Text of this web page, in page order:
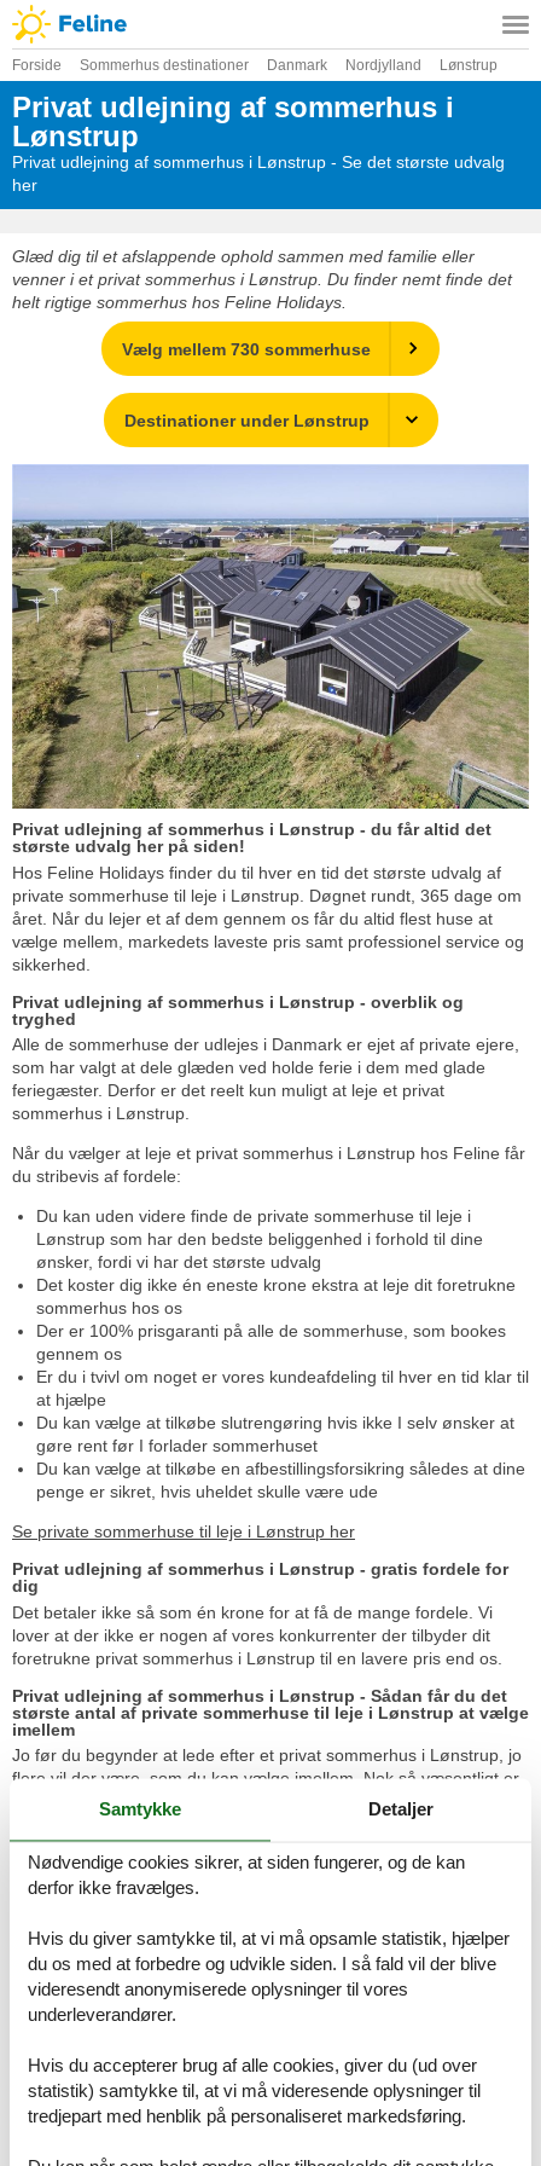
Forside Sommerhus destinationer Danmark Nordjylland Lønstrup
Privat udlejning af sommerhus i
Lønstrup
Privat udlejning af sommerhus i Lønstrup - Se det største udvalg
her
Glæd dig til et afslappende ophold sammen med familie eller
venner i et privat sommerhus i Lønstrup. Du finder nemt finde det
helt rigtige sommerhus hos Feline Holidays.
Vælg mellem 730 sommerhuse
Destinationer under Lønstrup
Privat udlejning af sommerhus i Lønstrup - du får altid det
største udvalg her på siden!
Hos Feline Holidays finder du til hver en tid det største udvalg af
private sommerhuse til leje i Lønstrup. Døgnet rundt, 365 dage om
året. Når du lejer et af dem gennem os får du altid flest huse at
vælge mellem, markedets laveste pris samt professionel service og
sikkerhed.
Privat udlejning af sommerhus i Lønstrup - overblik og
tryghed
Alle de sommerhuse der udlejes i Danmark er ejet af private ejere,
som har valgt at dele glæden ved holde ferie i dem med glade
feriegæster. Derfor er det reelt kun muligt at leje et privat
sommerhus i Lønstrup.
Når du vælger at leje et privat sommerhus i Lønstrup hos Feline får
du stribevis af fordele:
Du kan uden videre finde de private sommerhuse til leje i
Lønstrup som har den bedste beliggenhed i forhold til dine
ønsker, fordi vi har det største udvalg
Det koster dig ikke én eneste krone ekstra at leje dit foretrukne
sommerhus hos os
Der er 100% prisgaranti på alle de sommerhuse, som bookes
gennem os
Er du i tvivl om noget er vores kundeafdeling til hver en tid klar til
at hjælpe
Du kan vælge at tilkøbe slutrengøring hvis ikke I selv ønsker at
gøre rent før I forlader sommerhuset
Du kan vælge at tilkøbe en afbestillingsforsikring således at dine
penge er sikret, hvis uheldet skulle være ude
Se private sommerhuse til leje i Lønstrup her
Privat udlejning af sommerhus i Lønstrup - gratis fordele for
dig
Det betaler ikke så som én krone for at få de mange fordele. Vi
lover at der ikke er nogen af vores konkurrenter der tilbyder dit
foretrukne privat sommerhus i Lønstrup til en lavere pris end os.
Privat udlejning af sommerhus i Lønstrup - Sådan får du det
største antal af private sommerhuse til leje i Lønstrup at vælge
imellem
Jo før du begynder at lede efter et privat sommerhus i Lønstrup, jo
flere vil der være, som du kan vælge imellem. Nok så væsentligt er
det, at du herved forbedrer dine chancer for at leje det privat
sommerhus i Lønstrup, som du helst vil holde sommerferie i.
Tips til skønne ferieoplevelser
Herligt sommerhusområde.
spisesteder og butikker, fin strand.
Samtykke Detaljer
Nødvendige cookies sikrer, at siden fungerer, og de kan
derfor ikke fravælges.
Hvis du giver samtykke til, at vi må opsamle statistik, hjælper
du os med at forbedre og udvikle siden. I så fald vil der blive
videresendt anonymiserede oplysninger til vores
underleverandører.
Hvis du accepterer brug af alle cookies, giver du (ud over
statistik) samtykke til, at vi må videresende oplysninger til
tredjepart med henblik på personaliseret markedsføring.